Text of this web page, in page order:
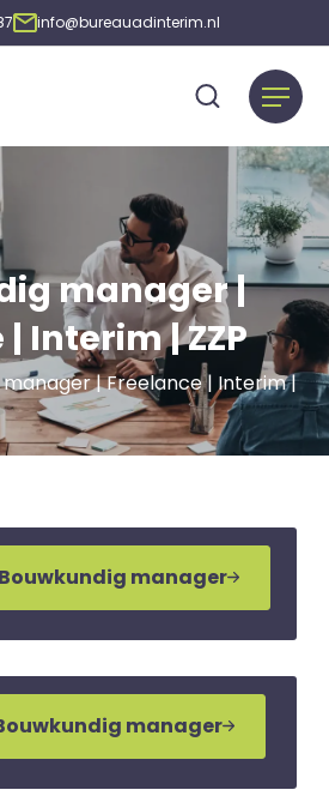
info@bureauadinterim.nl
manager |
Interim | ZZP
manager | Freelance | Interim |
Bouwkundig manager
manager